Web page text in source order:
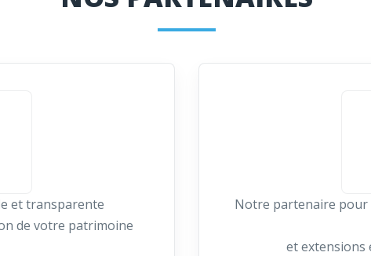
et transparente
de votre patrimoine
Notre partenaire pour
et extensions